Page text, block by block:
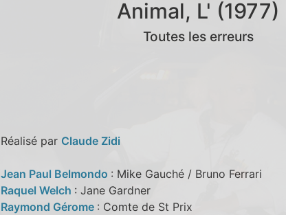
Animal, L' (1977)
Toutes les erreurs
Réalisé par Claude Zidi
Jean Paul Belmondo : Mike Gauché / Bruno Ferrari
Raquel Welch : Jane Gardner
Raymond Gérome : Comte de St Prix